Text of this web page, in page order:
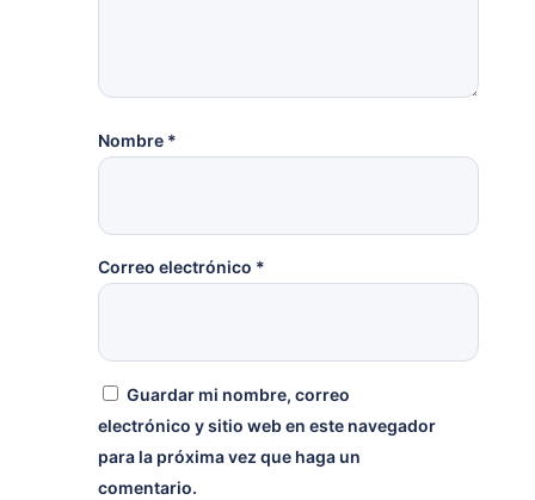
Nombre *
Correo electrónico *
Guardar mi nombre, correo
electrónico y sitio web en este navegador
para la próxima vez que haga un
comentario.